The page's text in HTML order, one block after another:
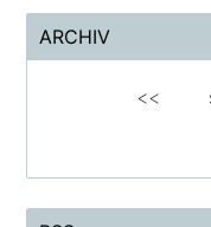
ARCHIV
<<